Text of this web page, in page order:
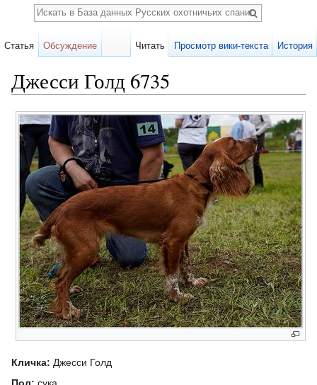
Джесси Голд 6735
Карточка
собаки
Кличка: Джесси Голд
Пол: сука
Статья Обсуждение Читать Просмотр вики-текста История
Поиск